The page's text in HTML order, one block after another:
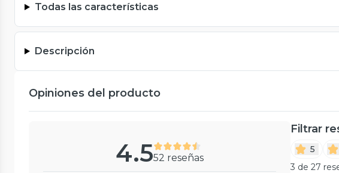
Todas las características
Descripción
Opiniones del producto
4.552 reseñas
Filtrar
5
3 de 27